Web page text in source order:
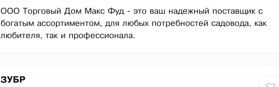
ООО Торговый Дом Макс Фуд - это ваш надежный поставщик с
богатым ассортиментом, для любых потребностей садовода, как
любителя, так и профессионала.
ЗУБР